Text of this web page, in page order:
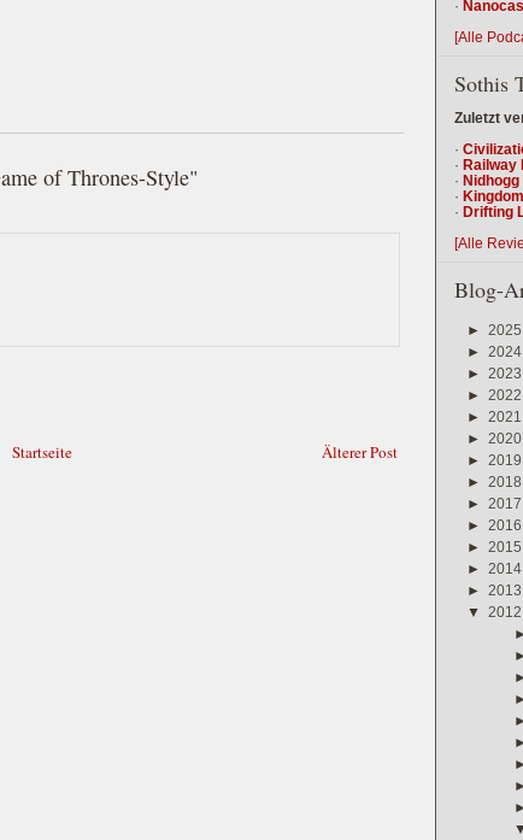
of Thrones-Style"
Älterer Post
Startseite
·
[Alle
Sothis
Zuletzt
·
· Railway
· Nidhogg
·
· Drifting
[Alle
Blog-
► 2025
► 2024
► 2023
► 2022
► 2021
► 2020
► 2019
► 2018
► 2017
► 2016
► 2015
► 2014
► 2013
▼ 2012